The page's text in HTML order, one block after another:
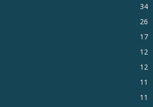
34
26
17
12
12
11
11